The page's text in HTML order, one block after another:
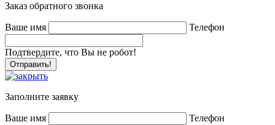
Заказ обратного звонка
Ваше имя Телефон
Подтвердите, что Вы не робот!
Заполните заявку
Ваше имя
Телефон